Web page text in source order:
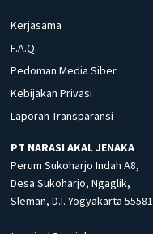
Kerjasama
F.A.Q.
Pedoman Media Siber
Kebijakan Privasi
Laporan Transparansi
PT NARASI AKAL JENAKA
Perum Sukoharjo Indah A8,
Desa Sukoharjo, Ngaglik,
Sleman, D.I. Yogyakarta 55581